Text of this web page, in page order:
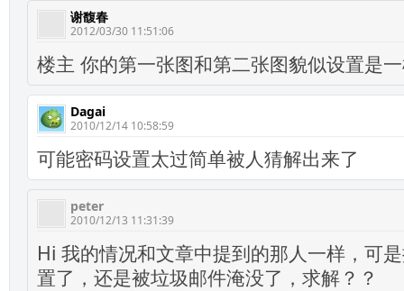
谢馥春
2012/03/30 11:51:06
楼主 你的第一张图和第二张图貌似设置是
Dagai
2010/12/14 10:58:59
可能密码设置太过简单被人猜解出来了
peter
2010/12/13 11:31:39
Hi 我的情况和文章中提到的那人一样，可
置了，还是被垃圾邮件淹没了，求解？？